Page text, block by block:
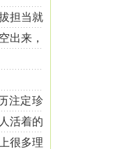
担当就
出来，
注定珍
活着的
很多理